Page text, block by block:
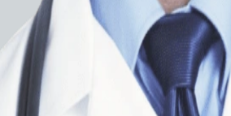
Системы планирования
лучевой терапии
Физиотерапевтическое
оборудование